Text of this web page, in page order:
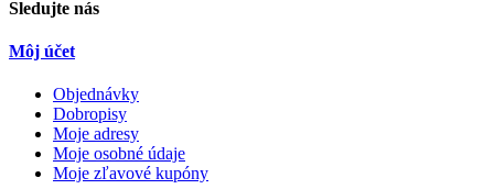
Sledujte nás
Môj účet
Objednávky
Dobropisy
Moje adresy
Moje osobné údaje
Moje zľavové kupóny